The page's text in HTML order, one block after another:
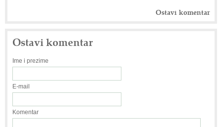
Ostavi komentar
Ostavi komentar
Ime i prezime
E-mail
Komentar